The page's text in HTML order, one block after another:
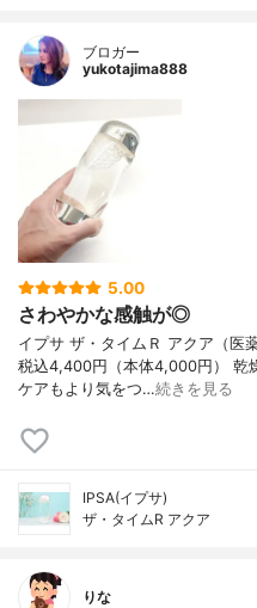
ブロガー
yukotajima888
5.00
さわやかな感触が◎
イプサ ザ・タイムＲ アクア（医
税込4,400円（本体4,000円） 乾
ケアもより気をつ…続きを見る
IPSA(イプサ)
ザ・タイムR アクア
りな